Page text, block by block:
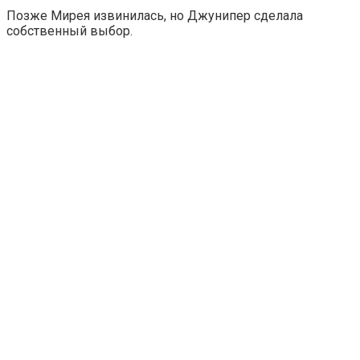
Позже Мирея извинилась, но Джунипер сделала
собственный выбор.